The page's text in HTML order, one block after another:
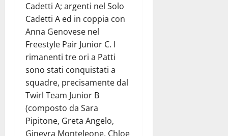
Cadetti A; argenti nel Solo
Cadetti A ed in coppia con
Anna Genovese nel
Freestyle Pair Junior C. I
rimanenti tre ori a Patti
sono stati conquistati a
squadre, precisamente dal
Twirl Team Junior B
(composto da Sara
Pipitone, Greta Angelo,
Ginevra Monteleone, Chloe